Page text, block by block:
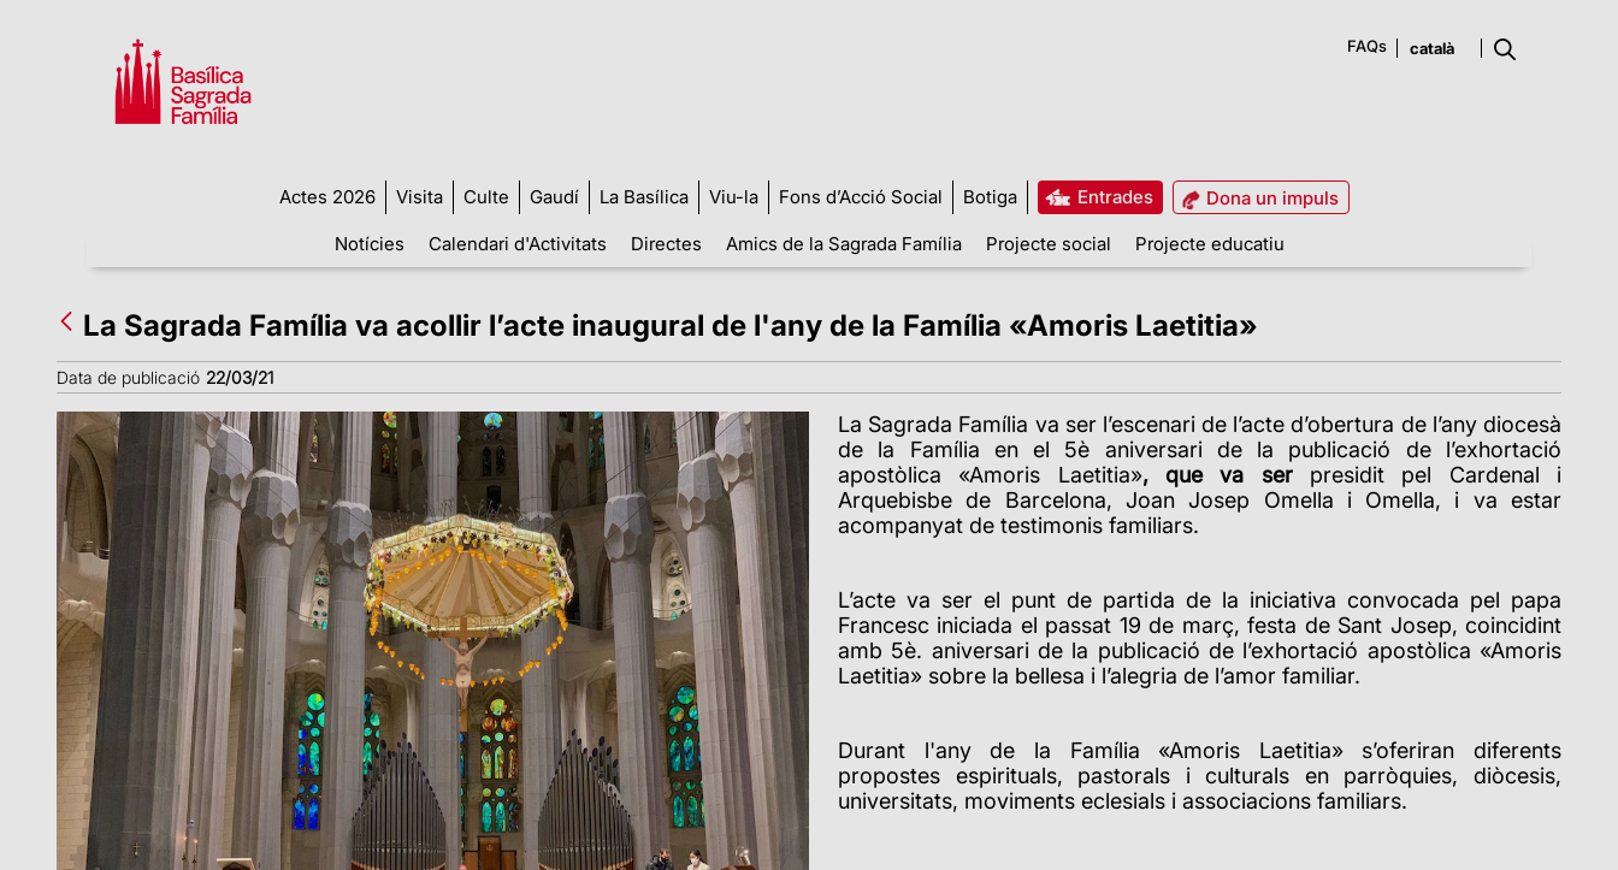
FAQs
Actes 2026 Visita Culte Gaudí La Basílica Viu-la Fons d’Acció Social Botiga Entrades
Dona un impuls
Notícies
Calendari d'Activitats Directes Amics de la Sagrada Família Projecte social Projecte educatiu
La Sagrada Família va acollir l’acte inaugural de l'any de la Família «Amoris Laetitia»
Data de publicació 22/03/21
La Sagrada Família va ser l’escenari de l’acte d’obertura de l’any diocesà
de la Família en el 5è aniversari de la publicació de l’exhortació
apostòlica «Amoris Laetitia», que va ser presidit pel Cardenal i
Arquebisbe de Barcelona, Joan Josep Omella i Omella, i va estar
acompanyat de testimonis familiars.
L’acte va ser el punt de partida de la iniciativa convocada pel papa
Francesc iniciada el passat 19 de març, festa de Sant Josep, coincidint
amb 5è. aniversari de la publicació de l’exhortació apostòlica «Amoris
Laetitia» sobre la bellesa i l’alegria de l’amor familiar.
Durant l'any de la Família «Amoris Laetitia»s’oferiran diferents
propostes espirituals, pastorals i culturals en parròquies, diòcesis,
universitats, moviments eclesials i associacions familiars.